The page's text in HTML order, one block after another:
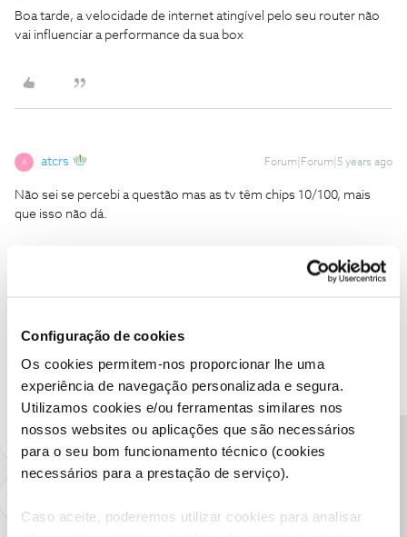
Configuração de cookies
Os cookies permitem-nos proporcionar lhe uma
experiência de navegação personalizada e segura.
Utilizamos cookies e/ou ferramentas similares nos
nossos websites ou aplicações que são necessários
para o seu bom funcionamento técnico (cookies
necessários para a prestação de serviço).
Caso aceite, poderemos utilizar cookies para analisar
Boa tarde, a velocidade de internet atingível pelo seu router não
vai influenciar a performance da sua box
A atcrs Forum|Forum|5 years ago
Não sei se percebi a questão mas as tv têm chips 10/100, mais
que isso não dá.
oTonyStark
Olá pretende ligar o Router à sua Smart TV, não estou a perceber.
Para ligar não é por wifi?